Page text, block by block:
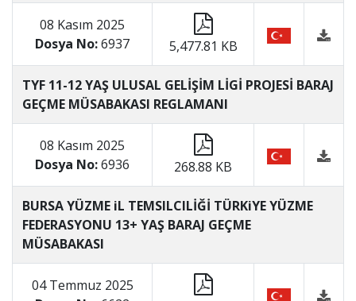
08 Kasım 2025
Dosya No:6937 5,477.81 KB
TYF 11-12 YAŞ ULUSAL GELİŞİM LİGİ PROJESİ BARAJ
GEÇME MÜSABAKASI REGLAMANI
08 Kasım 2025
Dosya No:6936 268.88 KB
BURSA YÜZME iL TEMSILCILİĞİ TÜRKiYE YÜZME
FEDERASYONU 13+ YAŞ BARAJ GEÇME
MÜSABAKASI
04 Temmuz 2025